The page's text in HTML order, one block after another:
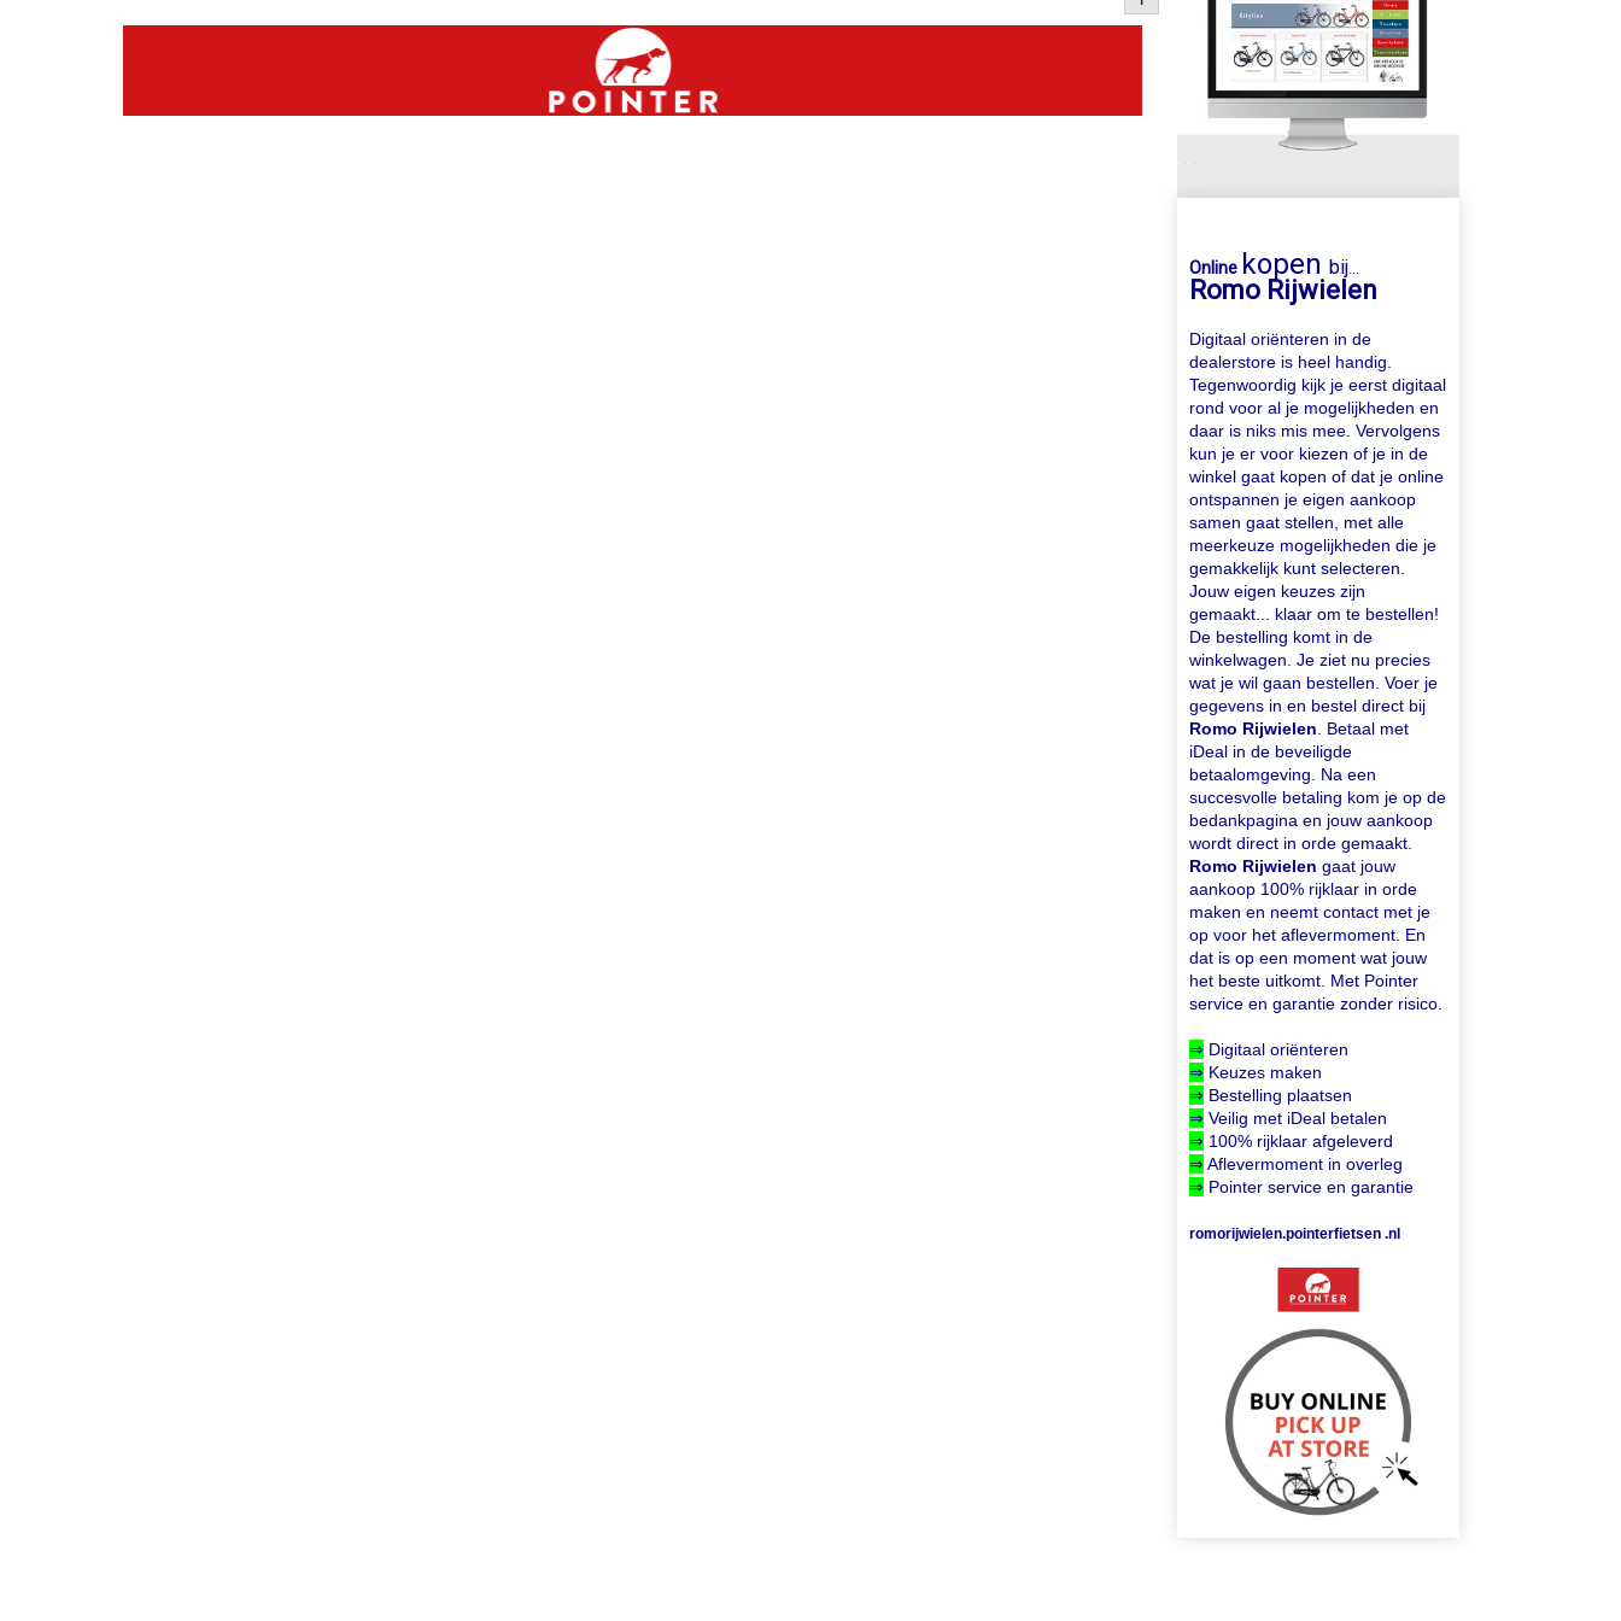
Online kopenbij...
Romo Rijwielen
Digitaal oriënteren in de
dealerstore is heel handig.
Tegenwoordig kijk je eerst digitaal
rond voor al je mogelijkheden en
daar is niks mis mee. Vervolgens
kun je er voor kiezen of je in de
winkel gaat kopen of dat je online
ontspannen je eigen aankoop
samen gaat stellen, met alle
meerkeuze mogelijkheden die je
gemakkelijk kunt selecteren.
Jouw eigen keuzes zijn
gemaakt... klaar om te bestellen!
De bestelling komt in de
winkelwagen. Je ziet nu precies
wat je wil gaan bestellen. Voer je
gegevens in en bestel direct bij
Romo Rijwielen . Betaal met
iDeal in de beveiligde
betaalomgeving. Na een
succesvolle betaling kom je op de
bedankpagina en jouw aankoop
wordt direct in orde gemaakt.
Romo Rijwielen gaat jouw
aankoop 100% rijklaar in orde
maken en neemt contact met je
op voor het aflevermoment. En
dat is op een moment wat jouw
het beste uitkomt. Met Pointer
service en garantie zonder risico.
⇒ Digitaal oriënteren
⇒ Keuzes maken
⇒ Bestelling plaatsen
⇒ Veilig met iDeal betalen
⇒ 100% rijklaar afgeleverd
⇒ Aflevermoment in overleg
⇒ Pointer service en garantie
romorijwielen.pointerfietsen .nl